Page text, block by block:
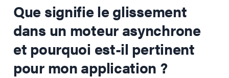
Envoyer le message
Que signifie le glissement
dans un moteur asynchrone
et pourquoi est-il pertinent
pour mon application ?